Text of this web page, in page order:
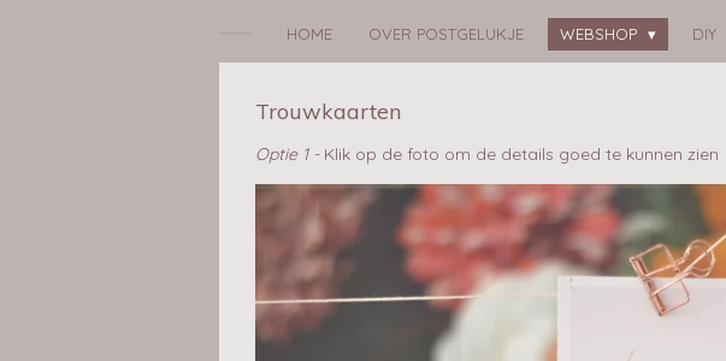
HOME OVER POSTGELUKJE WEBSHOP DIY
Trouwkaarten
Optie 1 - Klik op de foto om de details goed te kunnen zien